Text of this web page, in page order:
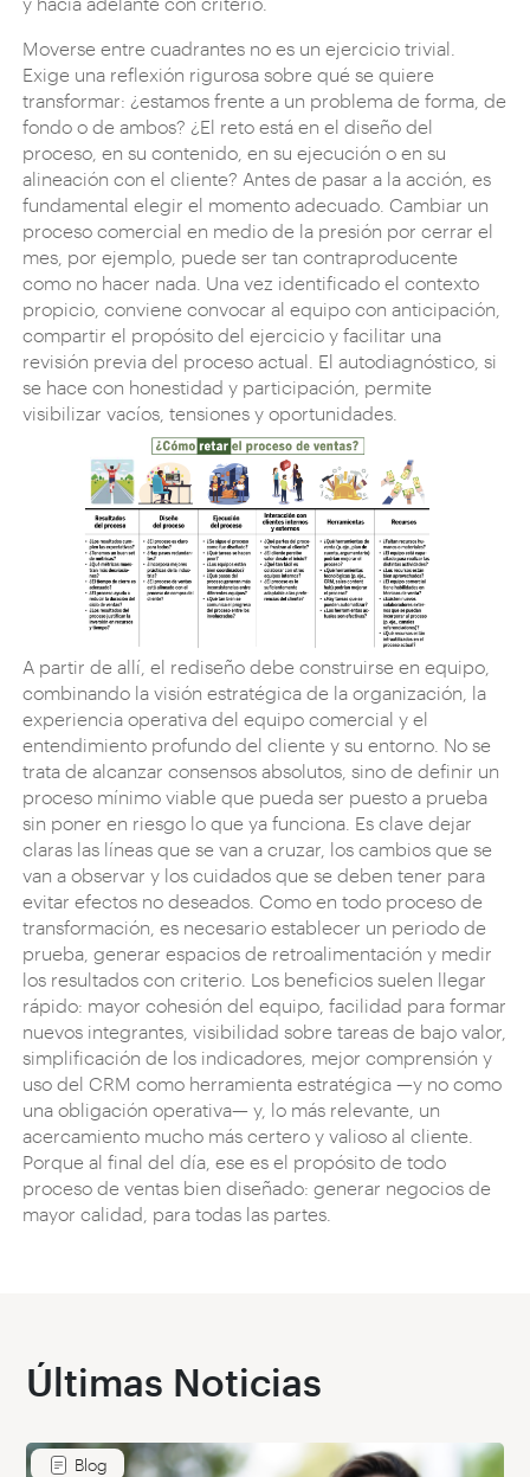
Moverse entre cuadrantes no es un ejercicio trivial.
Exige una reflexión rigurosa sobre qué se quiere
transformar: ¿estamos frente a un problema de forma, de
fondo o de ambos? ¿El reto está en el diseño del
proceso, en su contenido, en su ejecución o en su
alineación con el cliente? Antes de pasar a la acción, es
fundamental elegir el momento adecuado. Cambiar un
proceso comercial en medio de la presión por cerrar el
mes, por ejemplo, puede ser tan contraproducente
como no hacer nada. Una vez identificado el contexto
propicio, conviene convocar al equipo con anticipación,
compartir el propósito del ejercicio y facilitar una
revisión previa del proceso actual. El autodiagnóstico, si
se hace con honestidad y participación, permite
visibilizar vacíos, tensiones y oportunidades.
A partir de allí, el rediseño debe construirse en equipo,
combinando la visión estratégica de la organización, la
experiencia operativa del equipo comercial y el
entendimiento profundo del cliente y su entorno. No se
trata de alcanzar consensos absolutos, sino de definir un
proceso mínimo viable que pueda ser puesto a prueba
sin poner en riesgo lo que ya funciona. Es clave dejar
claras las líneas que se van a cruzar, los cambios que se
van a observar y los cuidados que se deben tener para
evitar efectos no deseados. Como en todo proceso de
transformación, es necesario establecer un periodo de
prueba, generar espacios de retroalimentación y medir
los resultados con criterio. Los beneficios suelen llegar
rápido: mayor cohesión del equipo, facilidad para formar
nuevos integrantes, visibilidad sobre tareas de bajo valor,
simplificación de los indicadores, mejor comprensión y
uso del CRM como herramienta estratégica —y no como
una obligación operativa— y, lo más relevante, un
acercamiento mucho más certero y valioso al cliente.
Porque al final del día, ese es el propósito de todo
proceso de ventas bien diseñado: generar negocios de
mayor calidad, para todas las partes.
Últimas Noticias
Blog